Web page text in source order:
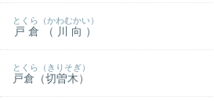
戸倉（川向）
とくら（かわむかい）
戸倉（切曽木）
とくら（きりそぎ）